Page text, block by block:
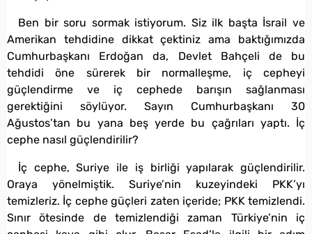
Ben bir soru sormak istiyorum. Siz ilk başta İsrail ve
Amerikan tehdidine dikkat çektiniz ama baktığımızda
Cumhurbaşkanı Erdoğan da, Devlet Bahçeli de bu
tehdidi öne sürerek bir normalleşme, iç cepheyi
güçlendirme ve iç cephede barışın sağlanması
gerektiğini söylüyor. Sayın Cumhurbaşkanı 30
Ağustos’tan bu yana beş yerde bu çağrıları yaptı. İç
cephe nasıl güçlendirilir?
İç cephe, Suriye ile iş birliği yapılarak güçlendirilir.
Oraya yönelmiştik. Suriye’nin kuzeyindeki PKK’yı
temizleriz. İç cephe güçleri zaten içeride; PKK temizlendi.
Sınır ötesinde de temizlendiği zaman Türkiye’nin iç